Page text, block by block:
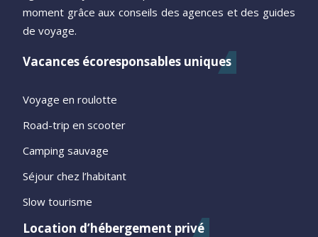
moment grâce aux conseils des agences et des guides
de voyage.
Vacances écoresponsables uniques
Voyage en roulotte
Road-trip en scooter
Camping sauvage
Séjour chez l’habitant
Slow tourisme
Location d’hébergement privé